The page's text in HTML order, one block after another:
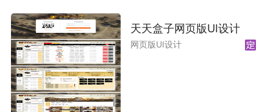
天天盒子网页版UI设计
网页版UI设计